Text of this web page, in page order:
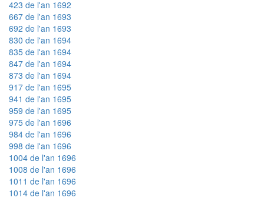
423 de l'an 1692
667 de l'an 1693
692 de l'an 1693
830 de l'an 1694
835 de l'an 1694
847 de l'an 1694
873 de l'an 1694
917 de l'an 1695
941 de l'an 1695
959 de l'an 1695
975 de l'an 1696
984 de l'an 1696
998 de l'an 1696
1004 de l'an 1696
1008 de l'an 1696
1011 de l'an 1696
1014 de l'an 1696